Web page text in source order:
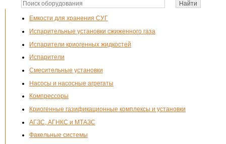
Емкости для хранения СУГ
Испарительные установки сжиженного газа
Испарители криогенных жидкостей
Испарители
Смесительные установки
Насосы и насосные агрегаты
Компрессоры
Криогенные газификационные комплексы и установки
АГЗС, АГНКС и МТАЗС
Факельные системы